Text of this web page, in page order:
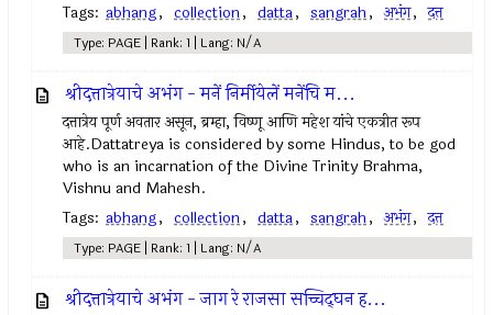
Tags: abhang, collection, datta, sangrah, अभंग, दत्त
Type: PAGE | Rank: 1 | Lang: N/A
श्रीदत्तात्रेयाचे अभंग - मनें निर्मीयेलें मनेंचि म...
दत्तात्रेय पूर्ण अवतार असून, ब्रम्हा, विष्णू आणि महेश यांचे एकत्रीत रूप
आहे.Dattatreya is considered by some Hindus, to be god
who is an incarnation of the Divine Trinity Brahma,
Vishnu and Mahesh.
Tags: abhang, collection, datta, sangrah, अभंग, दत्त
Type: PAGE | Rank: 1 | Lang: N/A
श्रीदत्तात्रेयाचे अभंग - जाग रे राजसा सच्चिद्‌घन ह...